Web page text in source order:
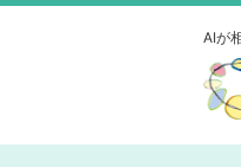
AIが